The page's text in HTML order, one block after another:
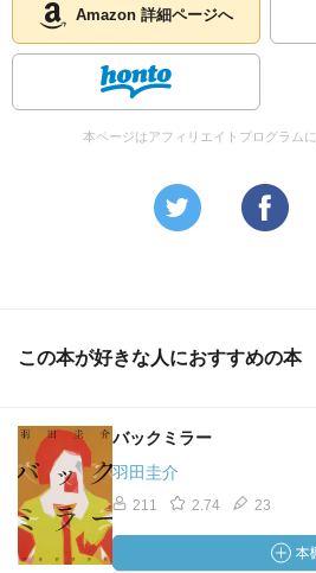
Amazon 詳細ページへ
本ページはアフィリエイトプログラム
この本が好きな人におすすめの本
バックミラー
羽田圭介
211 2.74 23